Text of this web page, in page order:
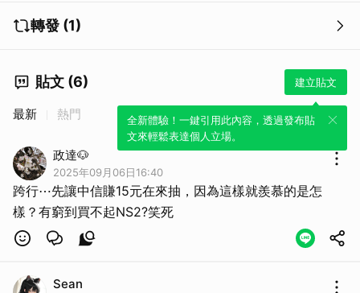
轉發 (1)
貼文 (6) 建立貼文
全新體驗！一鍵引用此內容，透過發布貼
文來輕鬆表達個人立場。
最新 熱門
政達🐶
2025年09月06日16:40
跨行⋯先讓中信賺15元在來抽，因為這樣就羨慕的是怎
樣？有窮到買不起NS2?笑死
Sean